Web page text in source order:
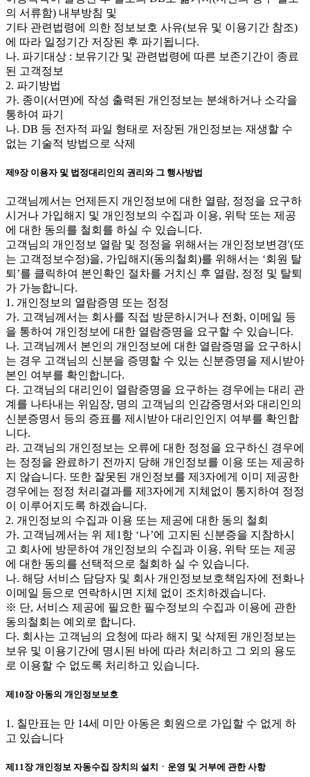
의 서류함) 내부방침 및
기타 관련법령에 의한 정보보호 사유(보유 및 이용기간 참조)
에 따라 일정기간 저장된 후 파기됩니다.
나. 파기대상 : 보유기간 및 관련법령에 따른 보존기간이 종료
된 고객정보
2. 파기방법
가. 종이(서면)에 작성 출력된 개인정보는 분쇄하거나 소각을
통하여 파기
나. DB 등 전자적 파일 형태로 저장된 개인정보는 재생할 수
없는 기술적 방법으로 삭제
제9장 이용자 및 법정대리인의 권리와 그 행사방법
고객님께서는 언제든지 개인정보에 대한 열람, 정정을 요구하
시거나 가입해지 및 개인정보의 수집과 이용, 위탁 또는 제공
에 대한 동의를 철회를 하실 수 있습니다.
고객님의 개인정보 열람 및 정정을 위해서는 개인정보변경'(또
는 고객정보수정)을, 가입해지(동의철회)를 위해서는 ‘회원 탈
퇴’를 클릭하여 본인확인 절차를 거치신 후 열람, 정정 및 탈퇴
가 가능합니다.
1. 개인정보의 열람증명 또는 정정
가. 고객님께서는 회사를 직접 방문하시거나 전화, 이메일 등
을 통하여 개인정보에 대한 열람증명을 요구할 수 있습니다.
나. 고객님께서 본인의 개인정보에 대한 열람증명을 요구하시
는 경우 고객님의 신분을 증명할 수 있는 신분증명을 제시받아
본인 여부를 확인합니다.
다. 고객님의 대리인이 열람증명을 요구하는 경우에는 대리 관
계를 나타내는 위임장, 명의 고객님의 인감증명서와 대리인의
신분증명서 등의 증표를 제시받아 대리인인지 여부를 확인합
니다.
라. 고객님의 개인정보는 오류에 대한 정정을 요구하신 경우에
는 정정을 완료하기 전까지 당해 개인정보를 이용 또는 제공하
지 않습니다. 또한 잘못된 개인정보를 제3자에게 이미 제공한
경우에는 정정 처리결과를 제3자에게 지체없이 통지하여 정정
이 이루어지도록 하겠습니다.
2. 개인정보의 수집과 이용 또는 제공에 대한 동의 철회
가. 고객님께서는 위 제1항 ‘나’에 고지된 신분증을 지참하시
고 회사에 방문하여 개인정보의 수집과 이용, 위탁 또는 제공
에 대한 동의를 선택적으로 철회하 실 수 있습니다.
나. 해당 서비스 담당자 및 회사 개인정보보호책임자에 전화나
이메일 등으로 연락하시면 지체 없이 조치하겠습니다.
※ 단, 서비스 제공에 필요한 필수정보의 수집과 이용에 관한
동의철회는 예외로 합니다.
다. 회사는 고객님의 요청에 따라 해지 및 삭제된 개인정보는
보유 및 이용기간에 명시된 바에 따라 처리하고 그 외의 용도
로 이용할 수 없도록 처리하고 있습니다.
제10장 아동의 개인정보보호
1. 칠만표는 만 14세 미만 아동은 회원으로 가입할 수 없게 하
고 있습니다
제11장 개인정보 자동수집 장치의 설치ㆍ운영 및 거부에 관한 사항